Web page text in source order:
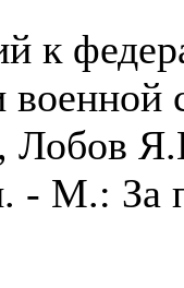
к
- М.: За